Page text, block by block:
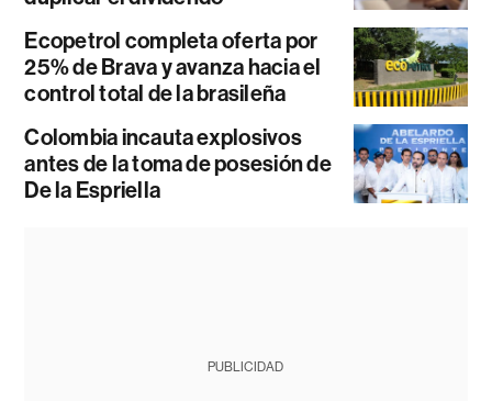
Ecopetrol completa oferta por
25% de Brava y avanza hacia el
control total de la brasileña
Colombia incauta explosivos
antes de la toma de posesión de
De la Espriella
PUBLICIDAD